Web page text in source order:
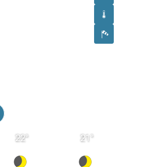
22° 21°